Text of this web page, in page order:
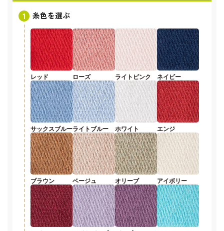
糸色を選ぶ
レッド ローズ ライトピンク ネイビー
サックスブルーライトブルー ホワイト エンジ
ブラウン ベージュ オリーブ アイボリー